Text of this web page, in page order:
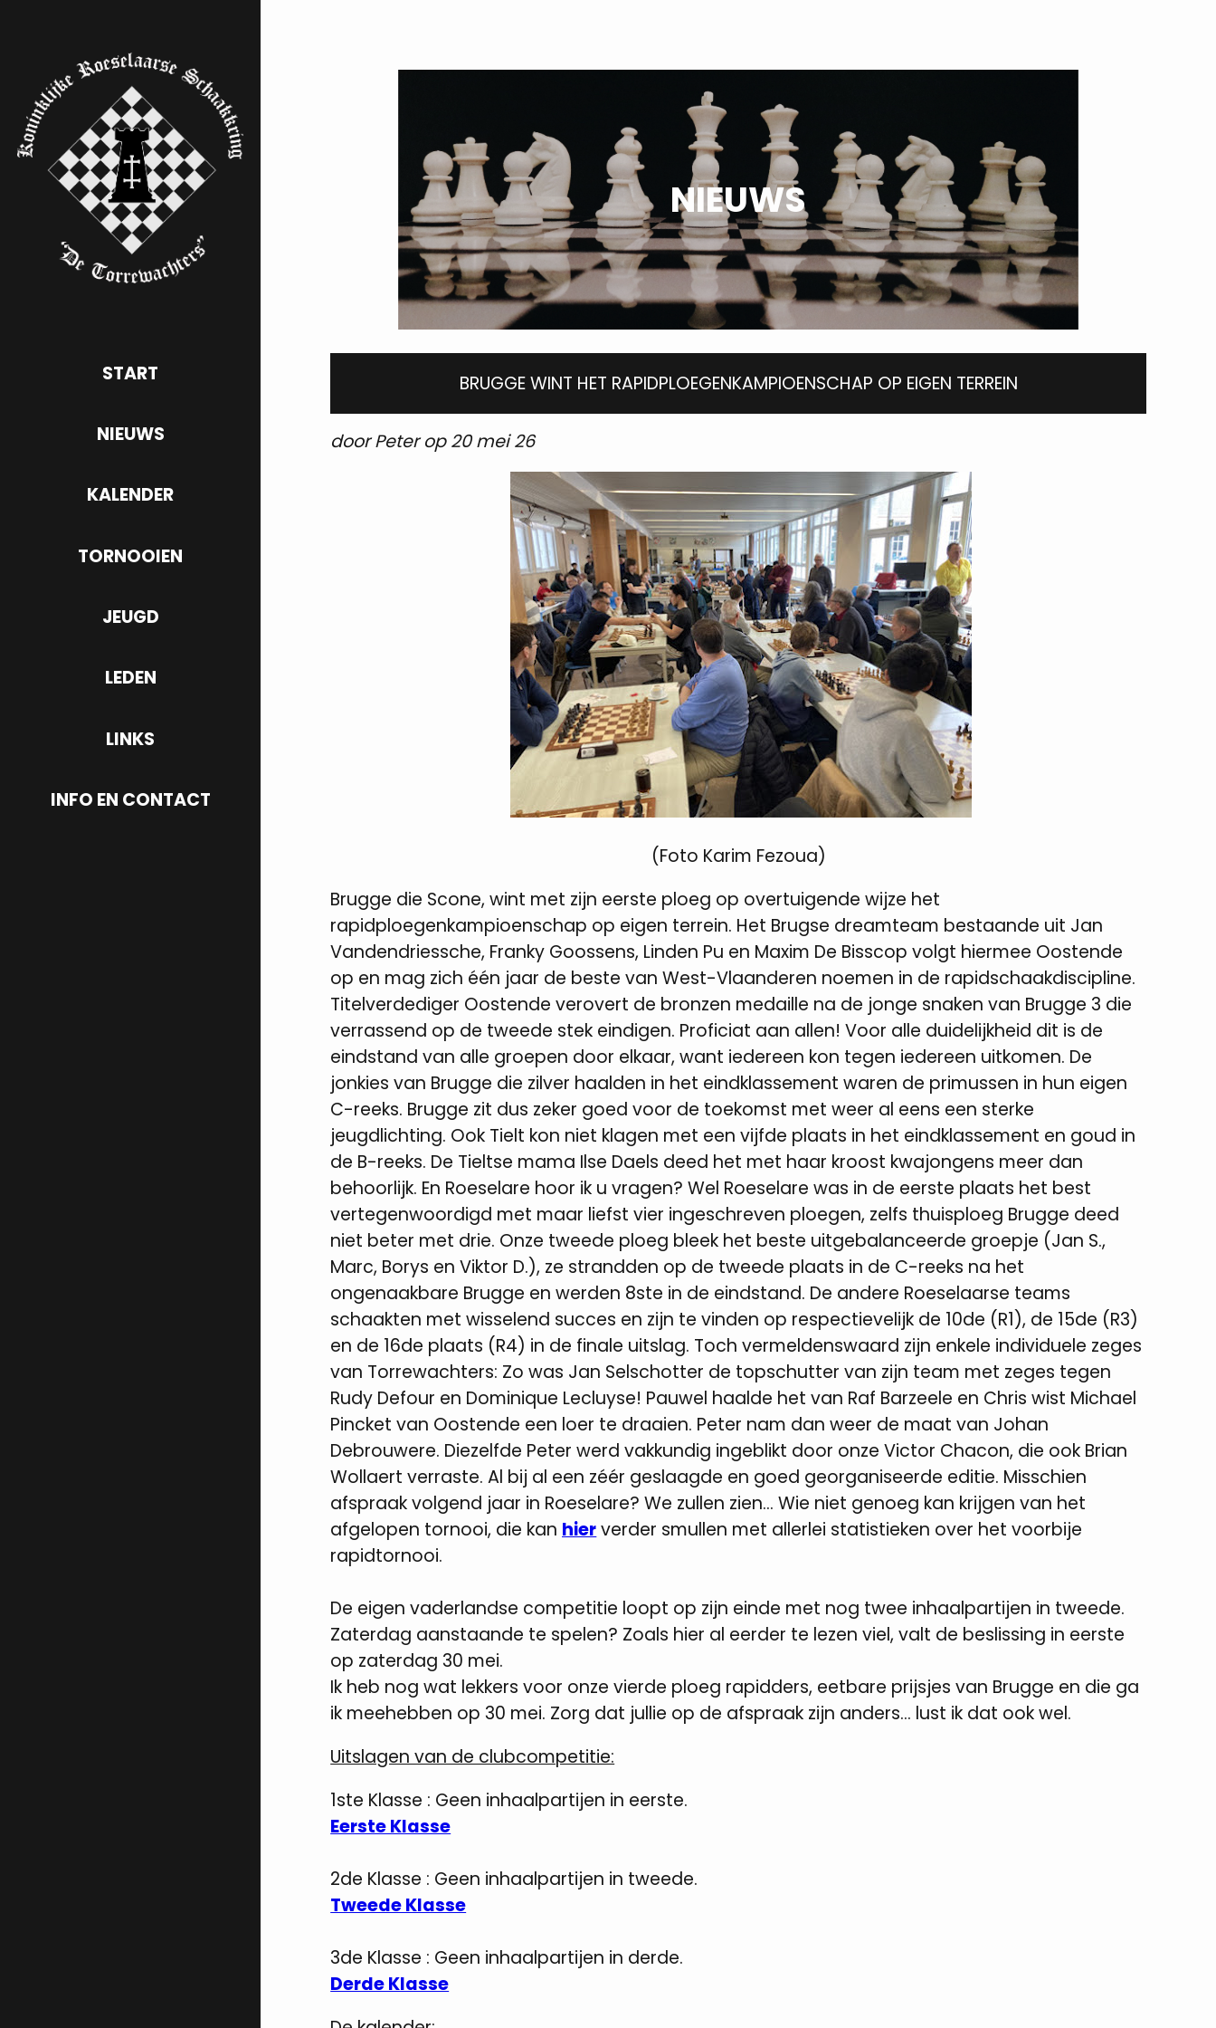
START
NIEUWS
KALENDER
TORNOOIEN
JEUGD
LEDEN
LINKS
INFO EN CONTACT
NIEUWS
BRUGGE WINT HET RAPIDPLOEGENKAMPIOENSCHAP OP EIGEN TERREIN
door Peter op 20 mei 26
(Foto Karim Fezoua)
Brugge die Scone, wint met zijn eerste ploeg op overtuigende wijze het
rapidploegenkampioenschap op eigen terrein. Het Brugse dreamteam bestaande uit Jan
Vandendriessche, Franky Goossens, Linden Pu en Maxim De Bisscop volgt hiermee Oostende
op en mag zich één jaar de beste van West-Vlaanderen noemen in de rapidschaakdiscipline.
Titelverdediger Oostende verovert de bronzen medaille na de jonge snaken van Brugge 3 die
verrassend op de tweede stek eindigen. Proficiat aan allen! Voor alle duidelijkheid dit is de
eindstand van alle groepen door elkaar, want iedereen kon tegen iedereen uitkomen. De
jonkies van Brugge die zilver haalden in het eindklassement waren de primussen in hun eigen
C-reeks. Brugge zit dus zeker goed voor de toekomst met weer al eens een sterke
jeugdlichting. Ook Tielt kon niet klagen met een vijfde plaats in het eindklassement en goud in
de B-reeks. De Tieltse mama Ilse Daels deed het met haar kroost kwajongens meer dan
behoorlijk. En Roeselare hoor ik u vragen? Wel Roeselare was in de eerste plaats het best
vertegenwoordigd met maar liefst vier ingeschreven ploegen, zelfs thuisploeg Brugge deed
niet beter met drie. Onze tweede ploeg bleek het beste uitgebalanceerde groepje (Jan S.,
Marc, Borys en Viktor D.), ze strandden op de tweede plaats in de C-reeks na het
ongenaakbare Brugge en werden 8ste in de eindstand. De andere Roeselaarse teams
schaakten met wisselend succes en zijn te vinden op respectievelijk de 10de (R1), de 15de (R3)
en de 16de plaats (R4) in de finale uitslag. Toch vermeldenswaard zijn enkele individuele zeges
van Torrewachters: Zo was Jan Selschotter de topschutter van zijn team met zeges tegen
Rudy Defour en Dominique Lecluyse! Pauwel haalde het van Raf Barzeele en Chris wist Michael
Pincket van Oostende een loer te draaien. Peter nam dan weer de maat van Johan
Debrouwere. Diezelfde Peter werd vakkundig ingeblikt door onze Victor Chacon, die ook Brian
Wollaert verraste. Al bij al een zéér geslaagde en goed georganiseerde editie. Misschien
afspraak volgend jaar in Roeselare? We zullen zien... Wie niet genoeg kan krijgen van het
afgelopen tornooi, die kan hierverder smullen met allerlei statistieken over het voorbije
rapidtornooi.
De eigen vaderlandse competitie loopt op zijn einde met nog twee inhaalpartijen in tweede.
Zaterdag aanstaande te spelen? Zoals hier al eerder te lezen viel, valt de beslissing in eerste
op zaterdag 30 mei.
Ik heb nog wat lekkers voor onze vierde ploeg rapidders, eetbare prijsjes van Brugge en die ga
ik meehebben op 30 mei. Zorg dat jullie op de afspraak zijn anders... lust ik dat ook wel.
Uitslagen van de clubcompetitie:
1ste Klasse : Geen inhaalpartijen in eerste.
Eerste Klasse
2de Klasse : Geen inhaalpartijen in tweede.
Tweede Klasse
3de Klasse : Geen inhaalpartijen in derde.
Derde Klasse